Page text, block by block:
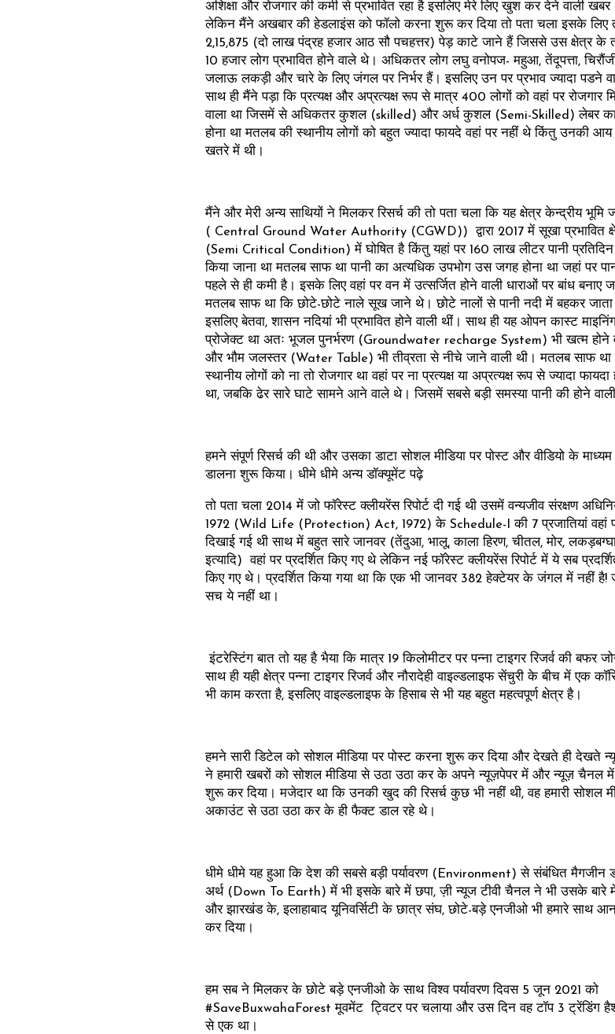
अशिक्षा और रोजगार की कमी से प्रभावित रहा है इसलिए मेरे लिए खुश कर देने वाली खबर
लेकिन मैंने अखबार की हेडलाइंस को फॉलो करना शुरू कर दिया तो पता चला इसके लिए
2,15,875 (दो लाख पंद्रह हजार आठ सौ पचहत्तर) पेड़ काटे जाने हैं जिससे उस क्षेत्र के
10 हजार लोग प्रभावित होने वाले थे। अधिकतर लोग लघु वनोपज- महुआ, तेंदूपत्ता,
जलाऊ लकड़ी और चारे के लिए जंगल पर निर्भर हैं। इसलिए उन पर प्रभाव ज्यादा पडने
साथ ही मैंने पड़ा कि प्रत्यक्ष और अप्रत्यक्ष रूप से मात्र 400 लोगों को वहां पर रोजगार
वाला था जिसमें से अधिकतर कुशल (skilled) और अर्ध कुशल (Semi-Skilled) लेबर का
होना था मतलब की स्थानीय लोगों को बहुत ज्यादा फायदे वहां पर नहीं थे किंतु उनकी
खतरे में थी।
मैंने और मेरी अन्य साथियों ने मिलकर रिसर्च की तो पता चला कि यह क्षेत्र केन्‍द्रीय भूमि
( Central Ground Water Authority (CGWD)) द्वारा 2017 में सूखा प्रभावित
(Semi Critical Condition) में घोषित है किंतु यहां पर 160 लाख लीटर पानी प्रतिदिन
किया जाना था मतलब साफ था पानी का अत्यधिक उपभोग उस जगह होना था जहां पर
पहले से ही कमी है। इसके लिए वहां पर वन में उत्सर्जित होने वाली धाराओं पर बांध बनाए
मतलब साफ था कि छोटे-छोटे नाले सूख जाने थे। छोटे नालों से पानी नदी में बहकर जाता
इसलिए बेतवा, शासन नदियां भी प्रभावित होने वाली थीं। साथ ही यह ओपन कास्ट
प्रोजेक्ट था अतः भूजल पुनर्भरण (Groundwater recharge System) भी खत्म होने
और भौम जलस्तर (Water Table) भी तीव्रता से नीचे जाने वाली थी। मतलब साफ था
स्थानीय लोगों को ना तो रोजगार था वहां पर ना प्रत्यक्ष या अप्रत्यक्ष रूप से ज्यादा फायदा
था, जबकि ढेर सारे घाटे सामने आने वाले थे। जिसमें सबसे बड़ी समस्या पानी की होने वाली
हमने संपूर्ण रिसर्च की थी और उसका डाटा सोशल मीडिया पर पोस्ट और वीडियो के
डालना शुरू किया। धीमे धीमे अन्य डॉक्यूमेंट पढ़े
तो पता चला 2014 में जो फॉरेस्ट क्लीयरेंस रिपोर्ट दी गई थी उसमें वन्यजीव संरक्षण
1972 (Wild Life (Protection) Act, 1972) के Schedule-I की 7 प्रजातियां वहां
दिखाई गई थी साथ में बहुत सारे जानवर (तेंदुआ, भालू, काला हिरण, चीतल, मोर,
इत्यादि) वहां पर प्रदर्शित किए गए थे लेकिन नई फॉरेस्ट क्लीयरेंस रिपोर्ट में ये सब
किए गए थे। प्रदर्शित किया गया था कि एक भी जानवर 382 हेक्टेयर के जंगल में नहीं है!
सच ये नहीं था।
इंटरेस्टिंग बात तो यह है भैया कि मात्र 19 किलोमीटर पर पन्ना टाइगर रिजर्व की बफर
साथ ही यही क्षेत्र पन्ना टाइगर रिजर्व और नौरादेही वाइल्डलाइफ सेंचुरी के बीच में एक
भी काम करता है, इसलिए वाइल्डलाइफ के हिसाब से भी यह बहुत महत्वपूर्ण क्षेत्र है।
हमने सारी डिटेल को सोशल मीडिया पर पोस्ट करना शुरू कर दिया और देखते ही देखते
ने हमारी खबरों को सोशल मीडिया से उठा उठा कर के अपने न्यूज़पेपर में और न्यूज़ चैनल में
शुरू कर दिया। मजेदार था कि उनकी खुद की रिसर्च कुछ भी नहीं थी, वह हमारी सोशल
अकाउंट से उठा उठा कर के ही फैक्ट डाल रहे थे।
धीमे धीमे यह हुआ कि देश की सबसे बड़ी पर्यावरण (Environment) से संबंधित मैगजीन
अर्थ (Down To Earth) में भी इसके बारे में छपा, ज़ी न्यूज टीवी चैनल ने भी उसके बारे
और झारखंड के, इलाहाबाद यूनिवर्सिटी के छात्र संघ, छोटे-बड़े एनजीओ भी हमारे साथ
कर दिया।
हम सब ने मिलकर के छोटे बड़े एनजीओ के साथ विश्व पर्यावरण दिवस 5 जून 2021 को
#SaveBuxwahaForest मूवमेंट ट्विटर पर चलाया और उस दिन वह टॉप 3 ट्रेंडिंग
से एक था।